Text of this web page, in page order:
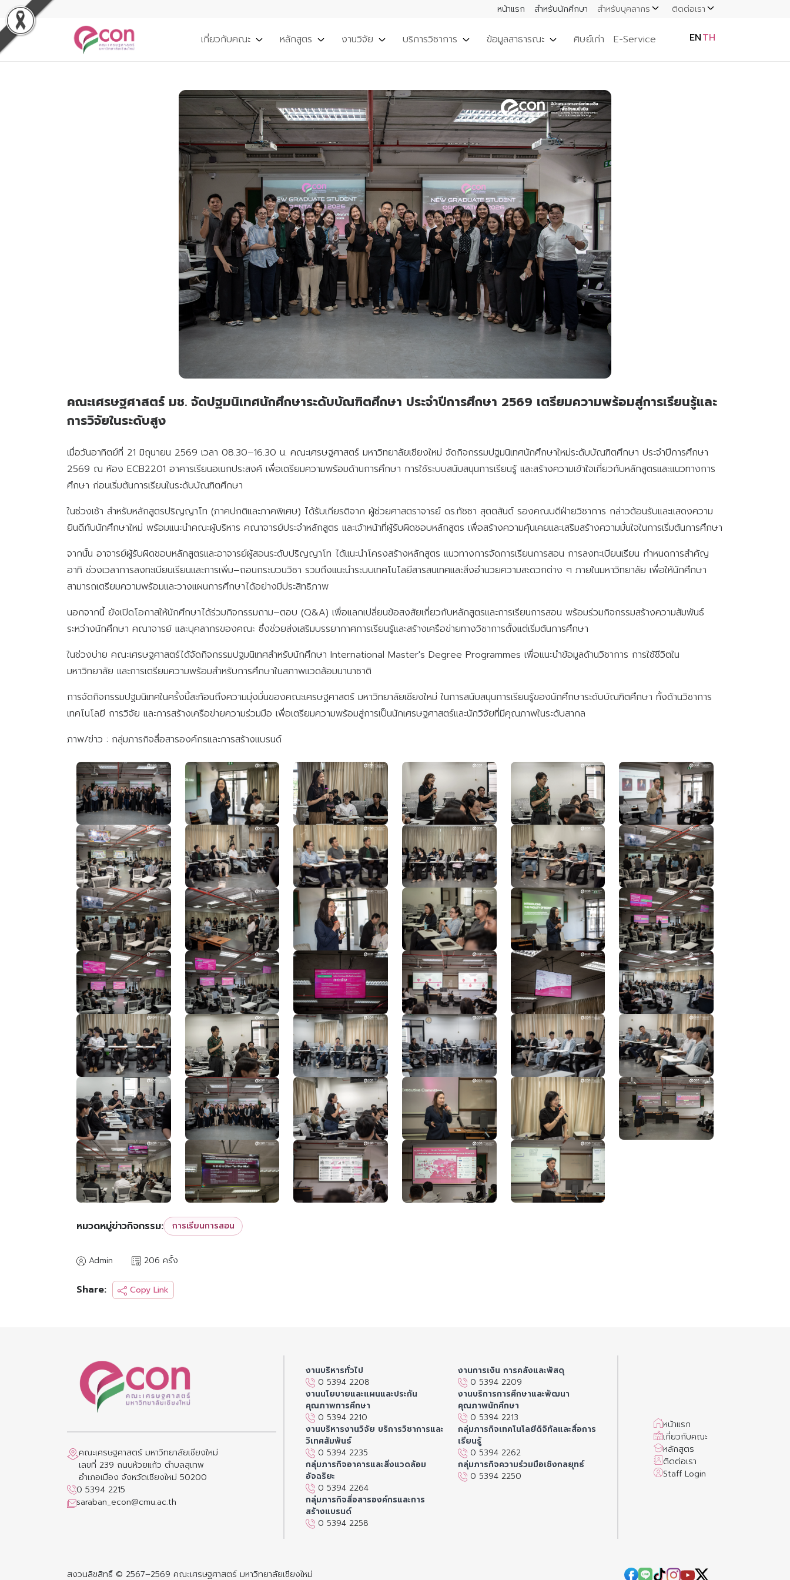
หน้าแรก สำหรับนักศึกษา สำหรับบุคลากร ติดต่อเรา
เกี่ยวกับคณะ หลักสูตร งานวิจัย บริการวิชาการ ข้อมูลสาธารณะ ศิษย์เก่า E-Service ENTH
คณะเศรษฐศาสตร์ มช. จัดปฐมนิเทศนักศึกษาระดับบัณฑิตศึกษา ประจำปีการศึกษา 2569 เตรียมความพร้อมสู่การเรียนรู้และ
การวิจัยในระดับสูง
เมื่อวันอาทิตย์ที่ 21 มิถุนายน 2569 เวลา 08.30–16.30 น. คณะเศรษฐศาสตร์ มหาวิทยาลัยเชียงใหม่ จัดกิจกรรมปฐมนิเทศนักศึกษาใหม่ระดับบัณฑิตศึกษา ประจำปีการศึกษา
2569 ณ ห้อง ECB2201 อาคารเรียนอเนกประสงค์ เพื่อเตรียมความพร้อมด้านการศึกษา การใช้ระบบสนับสนุนการเรียนรู้ และสร้างความเข้าใจเกี่ยวกับหลักสูตรและแนวทางการ
ศึกษา ก่อนเริ่มต้นการเรียนในระดับบัณฑิตศึกษา
ในช่วงเช้า สำหรับหลักสูตรปริญญาโท (ภาคปกติและภาคพิเศษ) ได้รับเกียรติจาก ผู้ช่วยศาสตราจารย์ ดร.ทัชชา สุตตสันต์ รองคณบดีฝ่ายวิชาการ กล่าวต้อนรับและแสดงความ
ยินดีกับนักศึกษาใหม่ พร้อมแนะนำคณะผู้บริหาร คณาจารย์ประจำหลักสูตร และเจ้าหน้าที่ผู้รับผิดชอบหลักสูตร เพื่อสร้างความคุ้นเคยและเสริมสร้างความมั่นใจในการเริ่มต้นการศึกษา
จากนั้น อาจารย์ผู้รับผิดชอบหลักสูตรและอาจารย์ผู้สอนระดับปริญญาโท ได้แนะนำโครงสร้างหลักสูตร แนวทางการจัดการเรียนการสอน การลงทะเบียนเรียน กำหนดการสำคัญ
อาทิ ช่วงเวลาการลงทะเบียนเรียนและการเพิ่ม–ถอนกระบวนวิชา รวมถึงแนะนำระบบเทคโนโลยีสารสนเทศและสิ่งอำนวยความสะดวกต่าง ๆ ภายในมหาวิทยาลัย เพื่อให้นักศึกษา
สามารถเตรียมความพร้อมและวางแผนการศึกษาได้อย่างมีประสิทธิภาพ
นอกจากนี้ ยังเปิดโอกาสให้นักศึกษาได้ร่วมกิจกรรมถาม–ตอบ (Q&A) เพื่อแลกเปลี่ยนข้อสงสัยเกี่ยวกับหลักสูตรและการเรียนการสอน พร้อมร่วมกิจกรรมสร้างความสัมพันธ์
ระหว่างนักศึกษา คณาจารย์ และบุคลากรของคณะ ซึ่งช่วยส่งเสริมบรรยากาศการเรียนรู้และสร้างเครือข่ายทางวิชาการตั้งแต่เริ่มต้นการศึกษา
ในช่วงบ่าย คณะเศรษฐศาสตร์ได้จัดกิจกรรมปฐมนิเทศสำหรับนักศึกษา International Master's Degree Programmes เพื่อแนะนำข้อมูลด้านวิชาการ การใช้ชีวิตใน
มหาวิทยาลัย และการเตรียมความพร้อมสำหรับการศึกษาในสภาพแวดล้อมนานาชาติ
การจัดกิจกรรมปฐมนิเทศในครั้งนี้สะท้อนถึงความมุ่งมั่นของคณะเศรษฐศาสตร์ มหาวิทยาลัยเชียงใหม่ ในการสนับสนุนการเรียนรู้ของนักศึกษาระดับบัณฑิตศึกษา ทั้งด้านวิชาการ
เทคโนโลยี การวิจัย และการสร้างเครือข่ายความร่วมมือ เพื่อเตรียมความพร้อมสู่การเป็นนักเศรษฐศาสตร์และนักวิจัยที่มีคุณภาพในระดับสากล
ภาพ/ข่าว : กลุ่มภารกิจสื่อสารองค์กรและการสร้างแบรนด์
หมวดหมู่ข่าวกิจกรรม: การเรียนการสอน
Admin 206 ครั้ง
Share: Copy Link
คณะเศรษฐศาสตร์ มหาวิทยาลัยเชียงใหม่
เลขที่ 239 ถนนห้วยแก้ว ตำบลสุเทพ
อำเภอเมือง จังหวัดเชียงใหม่ 50200
0 5394 2215
saraban_econ@cmu.ac.th
งานบริหารทั่วไป
0 5394 2208
งานการเงิน การคลังและพัสดุ
0 5394 2209
งานนโยบายและแผนและประกัน
คุณภาพการศึกษา
0 5394 2210
งานบริการการศึกษาและพัฒนา
คุณภาพนักศึกษา
0 5394 2213
งานบริหารงานวิจัย บริการวิชาการและ
วิเทศสัมพันธ์
0 5394 2235
กลุ่มภารกิจเทคโนโลยีดิจิทัลและสื่อการ
เรียนรู้
0 5394 2262
กลุ่มภารกิจอาคารและสิ่งแวดล้อม
อัจฉริยะ
0 5394 2264
กลุ่มภารกิจความร่วมมือเชิงกลยุทธ์
0 5394 2250
กลุ่มภารกิจสื่อสารองค์กรและการ
สร้างแบรนด์
0 5394 2258
หน้าแรก
เกี่ยวกับคณะ
หลักสูตร
ติดต่อเรา
Staff Login
สงวนลิขสิทธิ์ © 2567–2569 คณะเศรษฐศาสตร์ มหาวิทยาลัยเชียงใหม่